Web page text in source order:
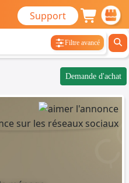
Support
Filtre avancé
Demande d'achat